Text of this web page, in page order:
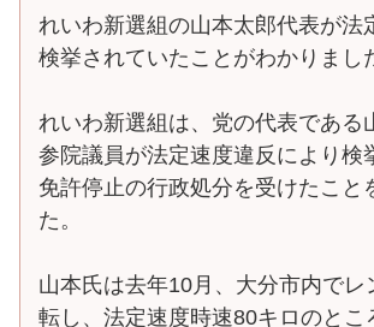
れいわ新選組の山本太郎代表が法
検挙されていたことがわかりまし
れいわ新選組は、党の代表である
参院議員が法定速度違反により検
免許停止の行政処分を受けたこと
た。
山本氏は去年10月、大分市内でレ
転し、法定速度時速80キロのとこ